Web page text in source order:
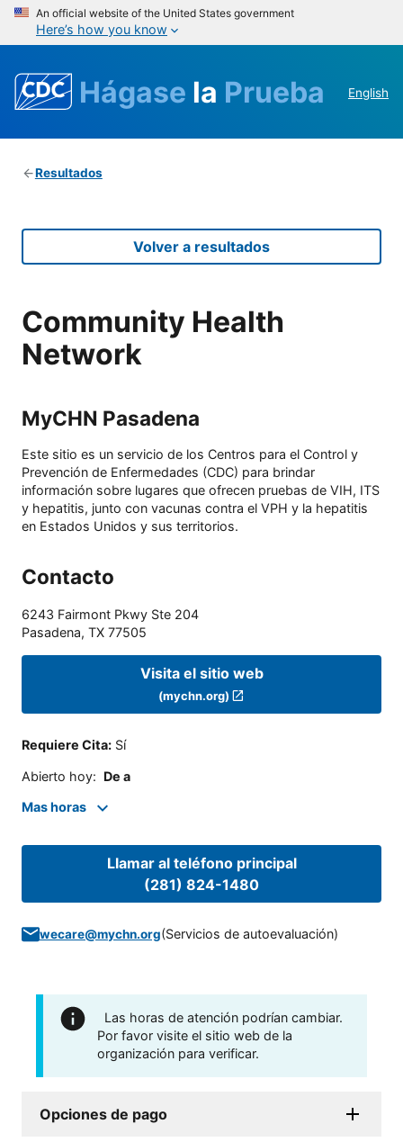
An official website of the United States government
Here’s how you know
Hágase la Prueba English
Resultados
Volver a resultados
Community Health
Network
MyCHN Pasadena
Este sitio es un servicio de los Centros para el Control y
Prevención de Enfermedades (CDC) para brindar
información sobre lugares que ofrecen pruebas de VIH, ITS
y hepatitis, junto con vacunas contra el VPH y la hepatitis
en Estados Unidos y sus territorios.
Contacto
6243 Fairmont Pkwy Ste 204
Pasadena, TX 77505
Visita el sitio web
(mychn.org)
Requiere Cita: Sí
Abierto hoy: De a
Mas horas
Llamar al teléfono principal
(281) 824-1480
wecare@mychn.org(Servicios de autoevaluación)
Las horas de atención podrían cambiar.
Por favor visite el sitio web de la
organización para verificar.
Opciones de pago